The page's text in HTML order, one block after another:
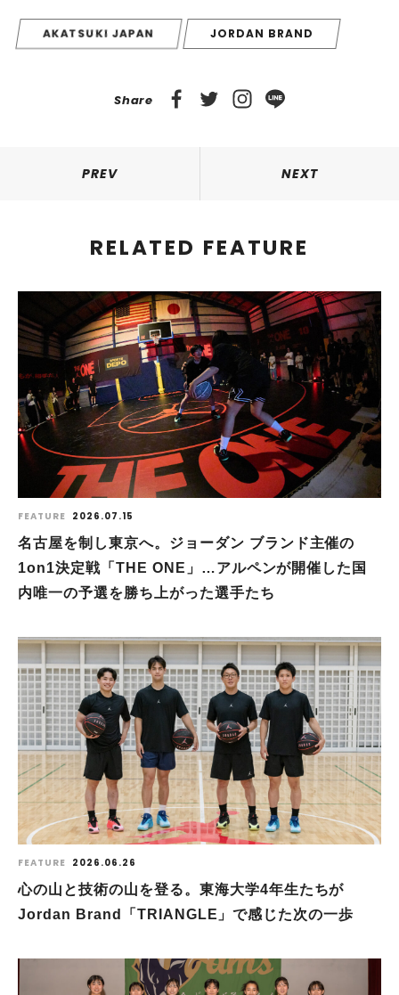
AKATSUKI JAPAN JORDAN BRAND
Share
PREV NEXT
RELATED FEATURE
FEATURE 2026.07.15
名古屋を制し東京へ。ジョーダン ブランド主催の
1on1決定戦「THE ONE」…アルペンが開催した国
内唯一の予選を勝ち上がった選手たち
FEATURE 2026.06.26
心の山と技術の山を登る。東海大学4年生たちが
Jordan Brand「TRIANGLE」で感じた次の一歩